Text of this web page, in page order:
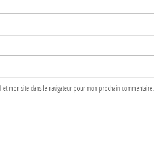
mon site dans le navigateur pour mon prochain commentaire.